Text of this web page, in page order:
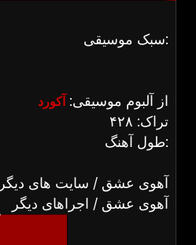
سبک موسیقی:
از آلبوم موسیقی: آکورد
تراک: ۴۲۸
طول آهنگ:
آهوی عشق / سایت های دیگر
آهوی عشق / اجراهای دیگر